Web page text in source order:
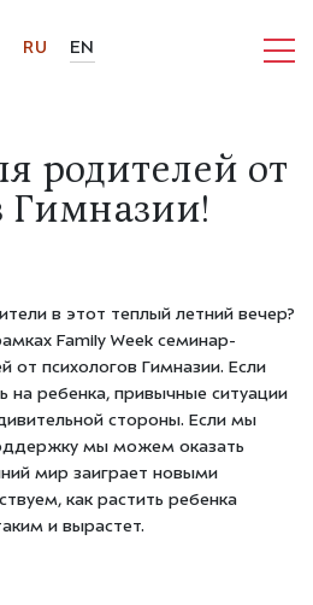
RU EN
родителей от
Гимназии!
в этот теплый летний вечер?
Family Week семинар-
от психологов Гимназии. Если
ребенка, привычные ситуации
стороны. Если мы
мы можем оказать
мир заиграет новыми
как растить ребенка
и вырастет.